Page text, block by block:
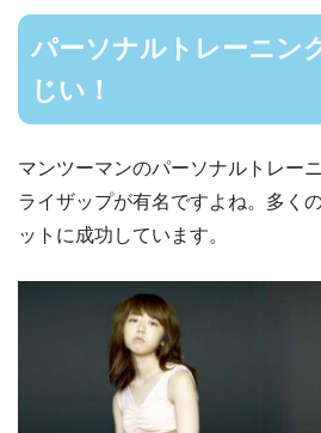
パーソナルトレーニン
じい！
マンツーマンのパーソナルトレー
ライザップが有名ですよね。多く
ットに成功しています。